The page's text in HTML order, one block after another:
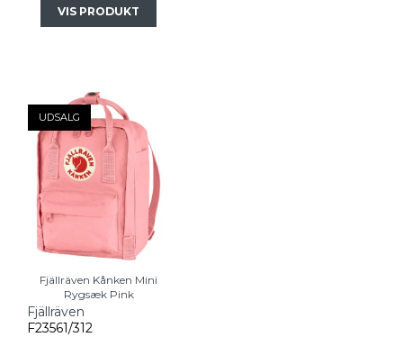
VIS PRODUKT
UDSALG
Fjällräven Kånken Mini
Rygsæk Pink
Fjällräven
F23561/312